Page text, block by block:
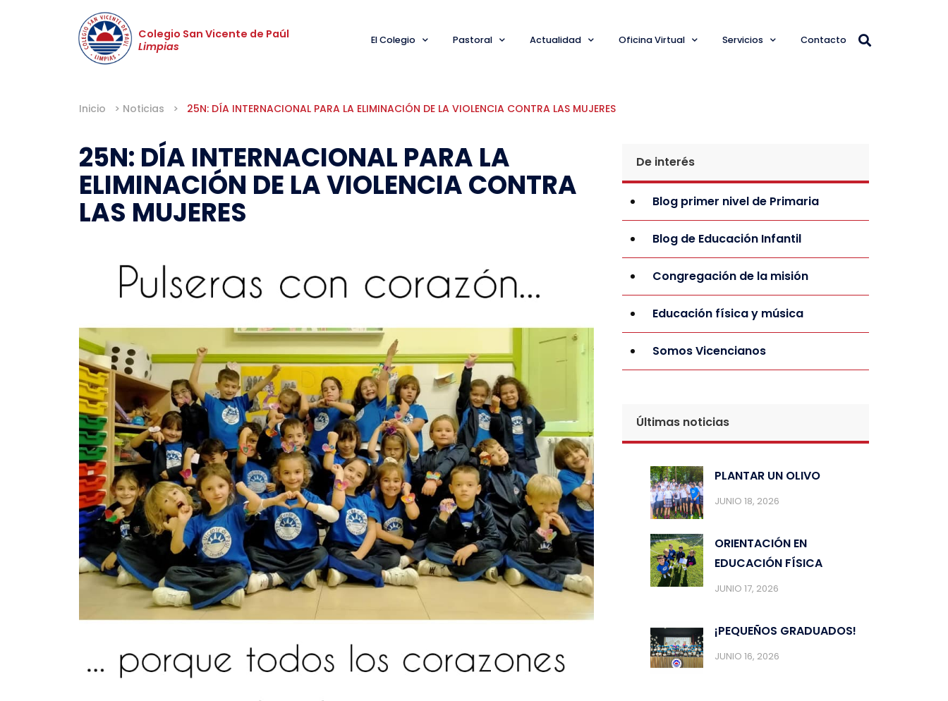
Colegio San Vicente de Paúl
Limpias
El Colegio Pastoral Actualidad Oficina Virtual Servicios Contacto
Inicio > Noticias > 25N: DÍA INTERNACIONAL PARA LA ELIMINACIÓN DE LA VIOLENCIA CONTRA LAS MUJERES
25N: DÍA INTERNACIONAL PARA LA
ELIMINACIÓN DE LA VIOLENCIA CONTRA
LAS MUJERES
De interés
Blog primer nivel de Primaria
Blog de Educación Infantil
Congregación de la misión
Educación física y música
Somos Vicencianos
Últimas noticias
PLANTAR UN OLIVO
JUNIO 18, 2026
ORIENTACIÓN EN
EDUCACIÓN FÍSICA
JUNIO 17, 2026
¡PEQUEÑOS GRADUADOS!
JUNIO 16, 2026